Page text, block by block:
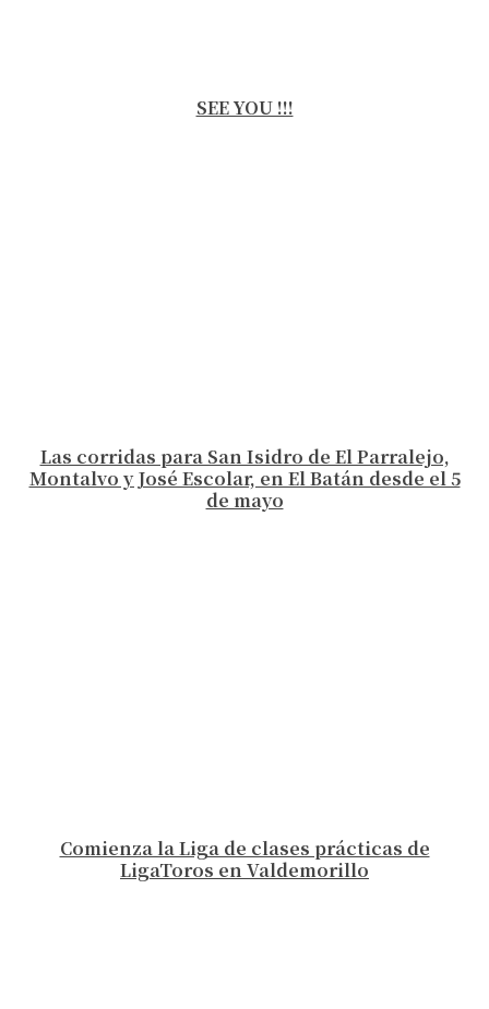
SEE YOU !!!
Las corridas para San Isidro de El Parralejo,
Montalvo y José Escolar, en El Batán desde el 5
de mayo
Comienza la Liga de clases prácticas de
LigaToros en Valdemorillo